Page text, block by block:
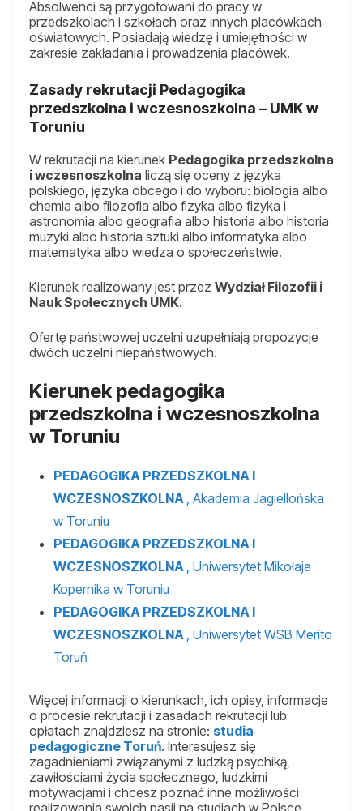
Absolwenci są przygotowani do pracy w
przedszkolach i szkołach oraz innych placówkach
oświatowych. Posiadają wiedzę i umiejętności w
zakresie zakładania i prowadzenia placówek.
Zasady rekrutacji Pedagogika
przedszkolna i wczesnoszkolna – UMK w
Toruniu
W rekrutacji na kierunek Pedagogika przedszkolna
i wczesnoszkolna liczą się oceny z języka
polskiego, języka obcego i do wyboru: biologia albo
chemia albo filozofia albo fizyka albo fizyka i
astronomia albo geografia albo historia albo historia
muzyki albo historia sztuki albo informatyka albo
matematyka albo wiedza o społeczeństwie.
Kierunek realizowany jest przez Wydział Filozofii i
Nauk Społecznych UMK.
Ofertę państwowej uczelni uzupełniają propozycje
dwóch uczelni niepaństwowych.
Kierunek pedagogika
przedszkolna i wczesnoszkolna
w Toruniu
PEDAGOGIKA PRZEDSZKOLNA I
WCZESNOSZKOLNA , Akademia Jagiellońska
w Toruniu
PEDAGOGIKA PRZEDSZKOLNA I
WCZESNOSZKOLNA , Uniwersytet Mikołaja
Kopernika w Toruniu
PEDAGOGIKA PRZEDSZKOLNA I
WCZESNOSZKOLNA , Uniwersytet WSB Merito
Toruń
Więcej informacji o kierunkach, ich opisy, informacje
o procesie rekrutacji i zasadach rekrutacji lub
opłatach znajdziesz na stronie: studia
pedagogiczne Toruń. Interesujesz się
zagadnieniami związanymi z ludzką psychiką,
zawiłościami życia społecznego, ludzkimi
motywacjami i chcesz poznać inne możliwości